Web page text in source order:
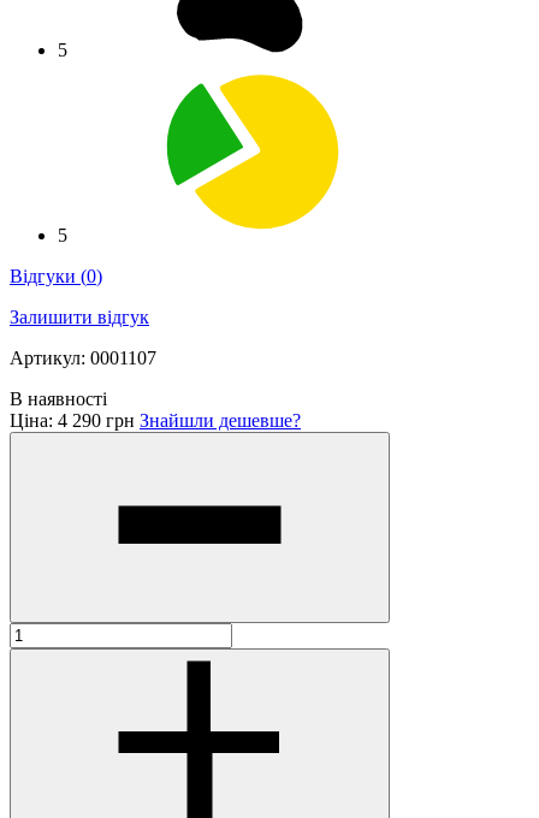
5
5
Відгуки (0)
Залишити відгук
Артикул: 0001107
В наявності
Ціна: 4 290 грн Знайшли дешевше?